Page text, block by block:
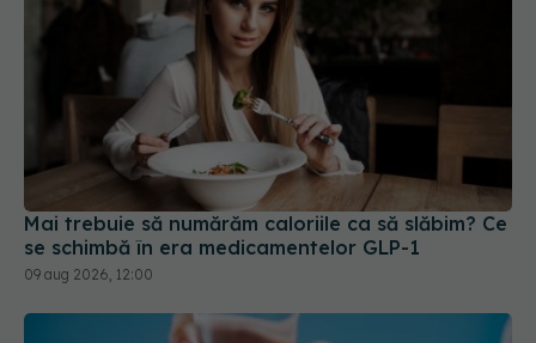
Mai trebuie să numărăm caloriile ca să slăbim? Ce
se schimbă în era medicamentelor GLP-1
09 aug 2026, 12:00